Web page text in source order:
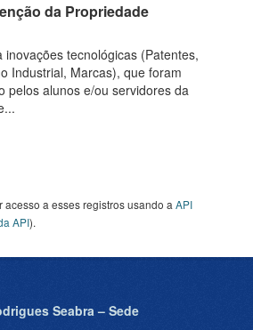
da Propriedade
inovações tecnológicas (Patentes,
Industrial, Marcas), que foram
pelos alunos e/ou servidores da
acesso a esses registros usando a API
API).
Seabra – Sede